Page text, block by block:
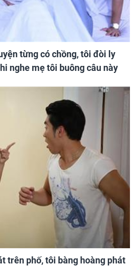
từng có chồng, tôi đòi ly
nghe mẹ tôi buông câu này
trên phố, tôi bàng hoàng phát